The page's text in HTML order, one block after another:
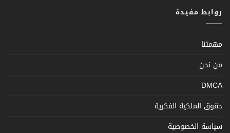
روابط مفيدة
مهمتنا
من نحن
DMCA
حقوق الملكية الفكرية
سياسة الخصوصية